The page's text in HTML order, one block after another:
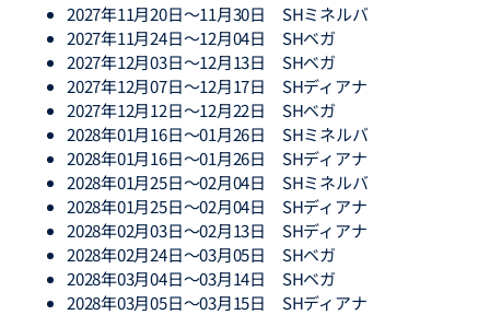
2027年11月20日～11月30日 SHミネルバ
2027年11月24日～12月04日 SHベガ
2027年12月03日～12月13日 SHベガ
2027年12月07日～12月17日 SHディアナ
2027年12月12日～12月22日 SHベガ
2028年01月16日～01月26日 SHミネルバ
2028年01月16日～01月26日 SHディアナ
2028年01月25日～02月04日 SHミネルバ
2028年01月25日～02月04日 SHディアナ
2028年02月03日～02月13日 SHディアナ
2028年02月24日～03月05日 SHベガ
2028年03月04日～03月14日 SHベガ
2028年03月05日～03月15日 SHディアナ